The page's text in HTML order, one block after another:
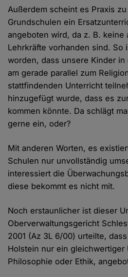
Außerdem scheint es Praxis
Grundschulen ein
angeboten wird, da z. B. keine
Lehrkräfte vorhanden sind. So
worden, dass unsere Kinder in
am gerade parallel zum
stattfindenden Unterricht
hinzugefügt wurde, dass es
kommen könnte. Da schlägt
gerne ein, oder?
Mit anderen Worten, es
Schulen nur unvollständig
interessiert die
diese bekommt es nicht mit.
Noch erstaunlicher ist dieser
Oberverwaltungsgericht
2001 (Az 3L 6/00) urteilte,
Holstein nur ein gleichwertiger
Philosophie oder Ethik,